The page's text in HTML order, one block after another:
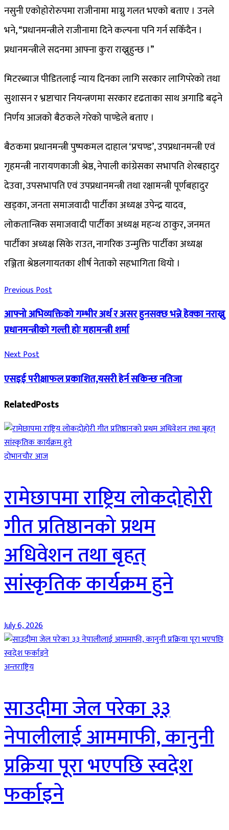
नसुनी एकोहोरोरुपमा राजीनामा माग्नु गलत भएको बताए । उनले
भने, “प्रधानमन्त्रीले राजीनामा दिने कल्पना पनि गर्न सकिँदैन ।
प्रधानमन्त्रीले सदनमा आफ्ना कुरा राख्नुहुन्छ ।”
मिटरब्याज पीडितलाई न्याय दिनका लागि सरकार लागिपरेको तथा
सुशासन र भ्रष्टाचार नियन्त्रणमा सरकार दृढताका साथ अगाडि बढ्ने
निर्णय आजको बैठकले गरेको पाण्डेले बताए ।
बैठकमा प्रधानमन्त्री पुष्पकमल दाहाल ‘प्रचण्ड’, उपप्रधानमन्त्री एवं
गृहमन्त्री नारायणकाजी श्रेष्ठ, नेपाली कांग्रेसका सभापति शेरबहादुर
देउवा, उपसभापति एवं उपप्रधानमन्त्री तथा रक्षामन्त्री पूर्णबहादुर
खड्का, जनता समाजवादी पार्टीका अध्यक्ष उपेन्द्र यादव,
लोकतान्त्रिक समाजवादी पार्टीका अध्यक्ष महन्थ ठाकुर, जनमत
पार्टीका अध्यक्ष सिके राउत, नागरिक उन्मुक्ति पार्टीका अध्यक्ष
रञ्जिता श्रेष्ठलगायतका शीर्ष नेताको सहभागिता थियो ।
Previous Post
आफ्नो अभिव्यक्तिको गम्भीर अर्थ र असर हुनसक्छ भन्ने हेक्का नराख्नु
प्रधानमन्त्रीको गल्ती होः महामन्त्री शर्मा
Next Post
एसइई परीक्षाफल प्रकाशित,यसरी हेर्न सकिन्छ नतिजा
RelatedPosts
दाेभानचाैर आज
रामेछापमा राष्ट्रिय लोकदोहोरी
गीत प्रतिष्ठानको प्रथम
अधिवेशन तथा बृहत्
सांस्कृतिक कार्यक्रम हुने
July 6, 2026
अन्तराष्ट्रिय
साउदीमा जेल परेका ३३
नेपालीलाई आममाफी, कानुनी
प्रक्रिया पूरा भएपछि स्वदेश
फर्काइने